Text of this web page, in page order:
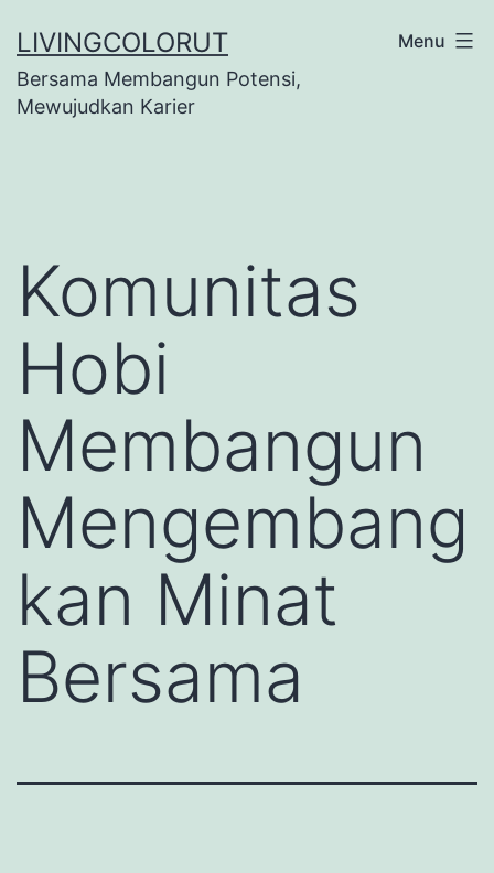
ke
konten
LIVINGCOLORUT
Bersama Membangun Potensi,
Mewujudkan Karier
Menu
Komunitas
Hobi
Membangun
Mengembang
kan Minat
Bersama